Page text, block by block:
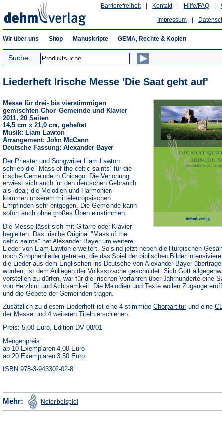
Hilfe/FAQ
Kontakt
Barrierefreiheit
Impressum
Wir über uns Shop Manuskripte GEMA, Rechte & Kopien
Suche:
Liederheft Irische Messe 'Die Saat geht auf'
Messe für drei- bis vierstimmigen
gemischten Chor, Gemeinde und Klavier
2011, 20 Seiten
14,5 cm x 21,0 cm, geheftet
Musik: Liam Lawton
Arrangement: John McCann
Deutsche Fassung: Alexander Bayer
Der Priester und Songwriter Liam Lawton
schrieb die "Mass of the celtic saints" für die
irische Gemeinde in Chicago. Die Vertonung
erwiest sich auch für den deutschen Gebrauch
als ideal; die Melodien und Harmonien
kommen unserem mitteleuropäischen
Empfinden sehr entgegen. Die Gemeinde kann
sofort auch ohne großes Üben einstimmen.
Die Messe lässt sich mit Gitarre oder Klavier
begleiten. Das irische Original "Mass of the
celtic saints" hat Alexander Bayer um weitere
Lieder von Liam Lawton erweitert. So sind jetzt neben die liturgischen
noch Strophenlieder getreten, die das Spiel der biblischen Bilder
die Lieder aus dem Englischen ins Deutsche von Alexander Bayer
wurden, ist dem Anliegen der Volkssprache geschuldet. Sich Gott
vorstellen zu dürfen, war für die irischen Vorfahren über Jahrhunderte eine
von Herzblut und Achtsamkeit. Die Melodien und Texte wollen Zugänge
und die Gebete der Gemeinden tragen.
Zusätzlich zu diesem Liederheft ist eine 4-stimmige Chorpartiturund eine
der Messe und 4 weiteren Titeln erschienen.
Preis: 5,00 Euro, Edition DV 08/01
Mengenpreis:
ab 10 Exemplaren 4,00 Euro
ab 20 Exemplaren 3,50 Euro
ISBN 978-3-943302-02-8
Mehr: Notenbeispiel in
einem